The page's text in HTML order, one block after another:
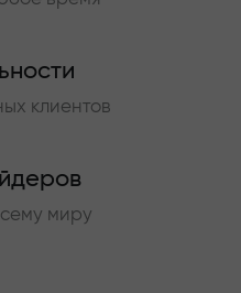
клиентов
миру